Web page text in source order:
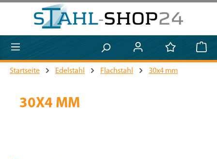
Zum Hauptinhalt springen
Startseite Edelstahl Flachstahl 30x4 mm
30X4 MM